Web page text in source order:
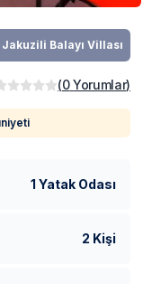
Jakuzili Balayı Villası
(0 Yorumlar)
1 Yatak Odası
2 Kişi